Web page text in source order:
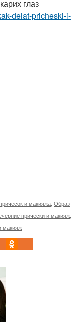
глаз
delat-pricheski-i-
и макияжа Образ
прически и макияж
макияж